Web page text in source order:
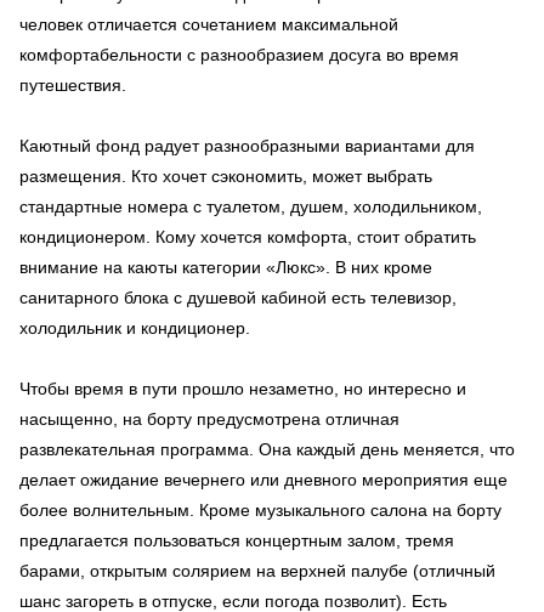
человек отличается сочетанием максимальной
комфортабельности с разнообразием досуга во время
путешествия.
Каютный фонд радует разнообразными вариантами для
размещения. Кто хочет сэкономить, может выбрать
стандартные номера с туалетом, душем, холодильником,
кондиционером. Кому хочется комфорта, стоит обратить
внимание на каюты категории «Люкс». В них кроме
санитарного блока с душевой кабиной есть телевизор,
холодильник и кондиционер.
Чтобы время в пути прошло незаметно, но интересно и
насыщенно, на борту предусмотрена отличная
развлекательная программа. Она каждый день меняется, что
делает ожидание вечернего или дневного мероприятия еще
более волнительным. Кроме музыкального салона на борту
предлагается пользоваться концертным залом, тремя
барами, открытым солярием на верхней палубе (отличный
шанс загореть в отпуске, если погода позволит). Есть